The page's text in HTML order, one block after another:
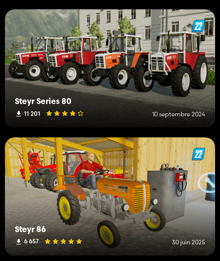
Steyr Series 80
11 201 10 septembre 2024
Steyr 86
6 657 30 juin 2025